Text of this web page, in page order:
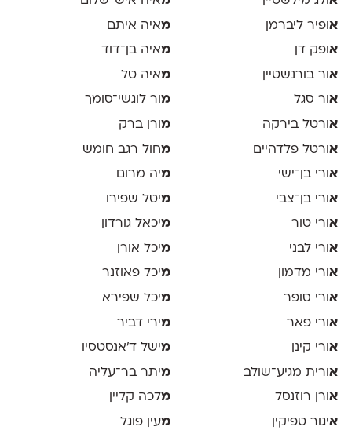
אופיר ליברמן
אופק דן
אור בורנשטיין
אור סגל
אורטל בירקה
אורטל פלדהיים
אורי בן־ישי
אורי בן־צבי
אורי טור
אורי לבני
אורי מדמון
אורי סופר
אורי פאר
אורי קינן
אורית מגיע־שולב
אורן רוזנסל
איגור טפיקין
מאיה איתם
מאיה בן־דוד
מאיה טל
מור לוגשי־סומך
מ ורן ברק
מחול רגב חומש
מיה מרום
מיטל שפירו
מיכאל גורדון
מיכל אורן
מיכל פאוזנר
מיכל שפירא
מירי דביר
מישל ד׳אנסטסיו
מיתר בר־עליה
מלכה קליין
מעין פוגל